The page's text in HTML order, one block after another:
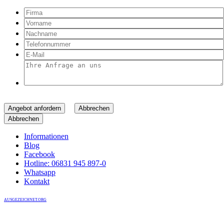
Angebot anfordern
Abbrechen
Abbrechen
Informationen
Blog
Facebook
Hotline: 06831 945 897-0
Whatsapp
Kontakt
AUSGEZEICHNET.ORG